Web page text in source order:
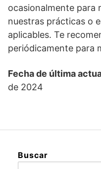
ocasionalmente para
nuestras prácticas o
aplicables. Te
periódicamente para
Fecha de última
de 2024
Buscar